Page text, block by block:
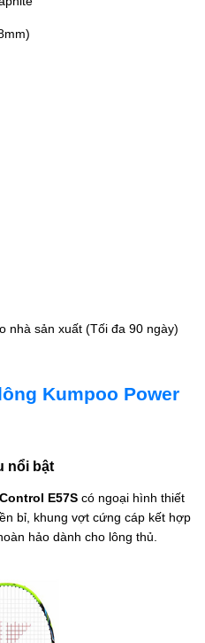
nhà sản xuất (Tối đa 90 ngày)
Kumpoo Power
nổi bật
E57S có ngoại hình thiết
bỉ, khung vợt cứng cáp kết hợp
hảo dành cho lông thủ.